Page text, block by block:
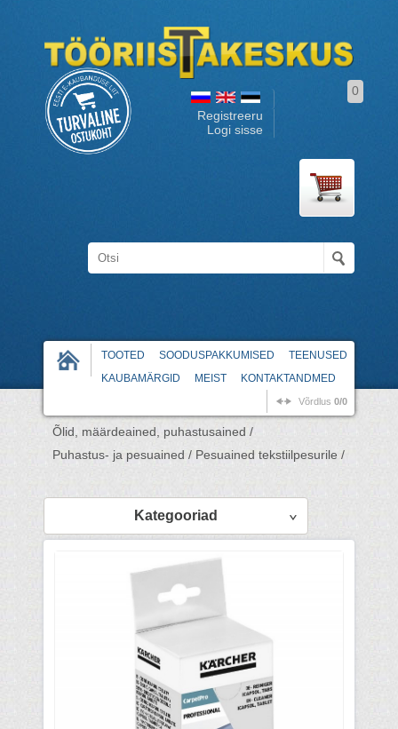
Registreeru
Logi sisse
0
TOOTED SOODUSPAKKUMISED
TEENUSED
KAUBAMÄRGID
MEIST KONTAKTANDMED
Võrdlus 0/0
Õlid, määrdeained, puhastusained /
Puhastus- ja pesuained / Pesuained tekstiilpesurile /
Kategooriad